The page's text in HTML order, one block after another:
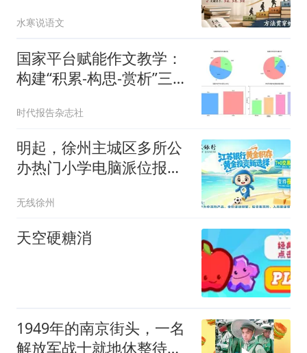
水寒说语文
国家平台赋能作文教学：
构建“积累-构思-赏析”三部
时代报告杂志社
明起，徐州主城区多所公
办热门小学电脑派位报名
无线徐州
天空硬糖消
1949年的南京街头，一名
解放军战士就地休整待命